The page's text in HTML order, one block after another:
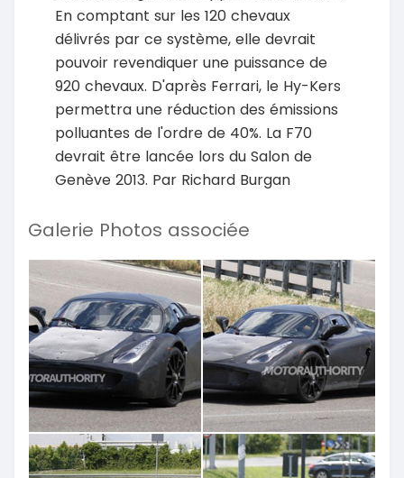
En comptant sur les 120 chevaux
délivrés par ce système, elle devrait
pouvoir revendiquer une puissance de
920 chevaux. D'après Ferrari, le Hy-Kers
permettra une réduction des émissions
polluantes de l'ordre de 40%. La F70
devrait être lancée lors du Salon de
Genève 2013. Par Richard Burgan
Galerie Photos associée